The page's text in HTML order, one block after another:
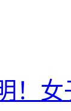
！